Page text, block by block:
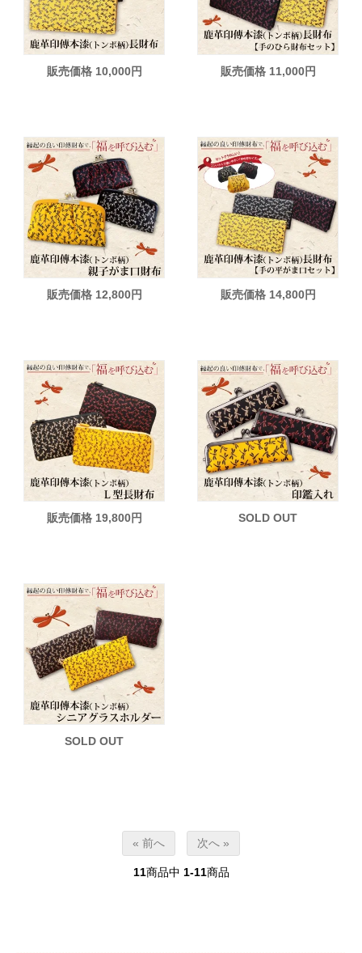
販売価格 10,000円 販売価格 11,000円
販売価格 12,800円 販売価格 14,800円
販売価格 19,800円 SOLD OUT
SOLD OUT
« 前へ 次へ »
11商品中 1-11商品